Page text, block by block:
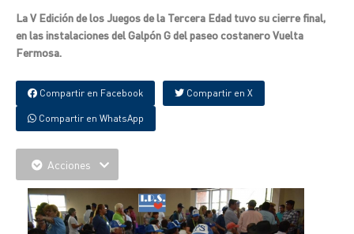
La V Edición de los Juegos de la Tercera Edad tuvo su cierre final,
en las instalaciones del Galpón G del paseo costanero Vuelta
Fermosa.
Compartir en Facebook Compartir en X
Compartir en WhatsApp
Acciones